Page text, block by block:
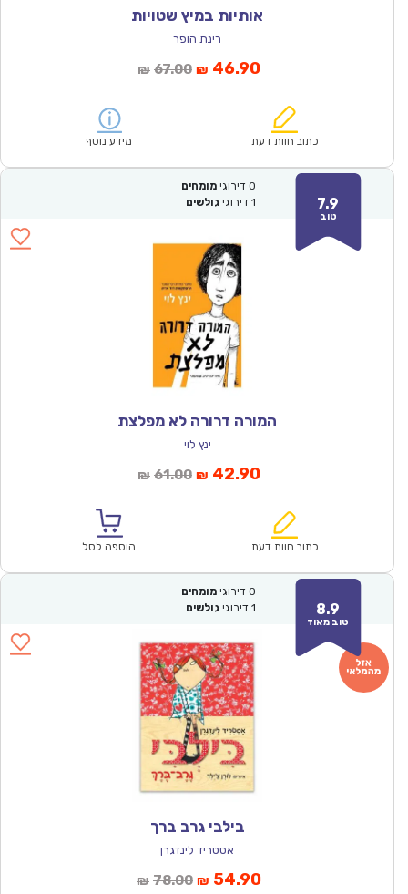
אותיות במיץ שטויות
רינת הופר
₪ 67.00המחיר
₪67.00.
₪ 46.90המחיר
הוא:
כתוב חוות דעת מידע נוסף
7.9
טוב
0 דירוגי מומחים
1 דירוגי גולשים
המורה דרורה לא מפלצת
ינץ לוי
₪ 61.00המחיר
₪61.00.
₪ 42.90המחיר
הוא:
כתוב חוות דעת הוספה לסל
8.9
טוב מאוד
0 דירוגי מומחים
1 דירוגי גולשים
בילבי גרב ברך
אסטריד לינדגרן
₪ 78.00המחיר
₪ 54.90המחיר